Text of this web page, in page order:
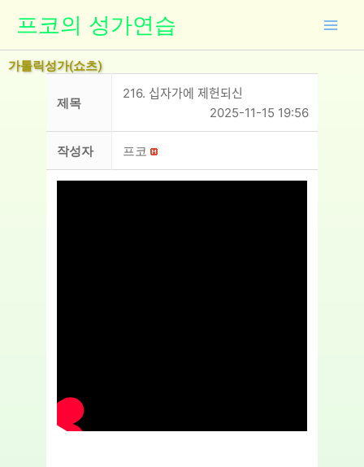
츠
로
프코의 성가연습
가톨릭성가(쇼츠)
제목
216. 십자가에 제헌되신
2025-11-15 19:56
작성자 프코